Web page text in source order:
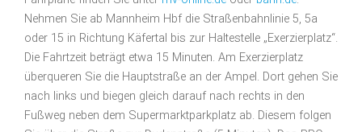
Nehmen Sie ab Mannheim Hbf die Straßenbahnlinie 5, 5a
oder 15 in Richtung Käfertal bis zur Haltestelle „Exerzierplatz“.
Die Fahrtzeit beträgt etwa 15 Minuten. Am Exerzierplatz
überqueren Sie die Hauptstraße an der Ampel. Dort gehen Sie
nach links und biegen gleich darauf nach rechts in den
Fußweg neben dem Supermarktparkplatz ab. Diesem folgen